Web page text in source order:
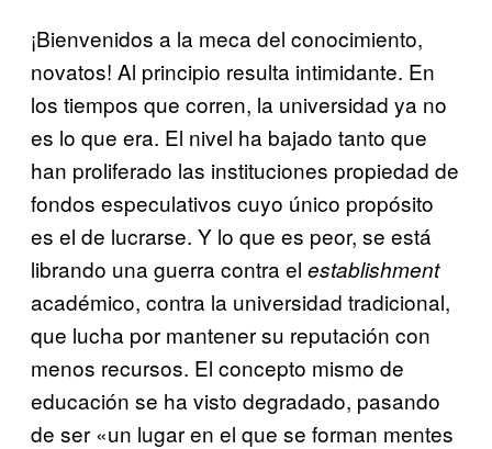
¡Bienvenidos a la meca del conocimiento,
novatos! Al principio resulta intimidante. En
los tiempos que corren, la universidad ya no
es lo que era. El nivel ha bajado tanto que
han proliferado las instituciones propiedad de
fondos especulativos cuyo único propósito
es el de lucrarse. Y lo que es peor, se está
librando una guerra contra el establishment
académico, contra la universidad tradicional,
que lucha por mantener su reputación con
menos recursos. El concepto mismo de
educación se ha visto degradado, pasando
de ser «un lugar en el que se forman mentes